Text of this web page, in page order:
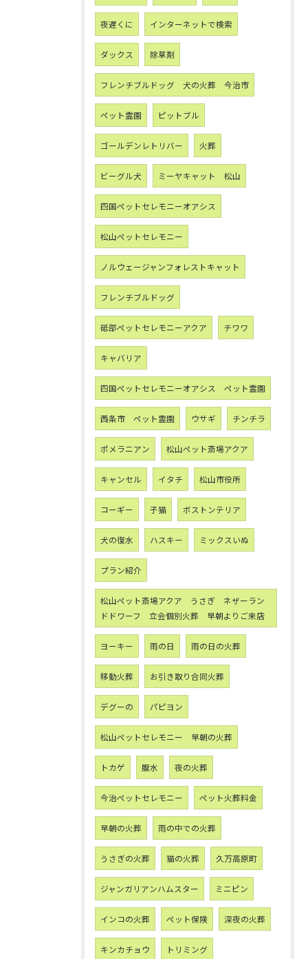
夜遅くに インターネットで検索
ダックス 除草剤
フレンチブルドッグ 犬の火葬 今治市
ペット霊園 ピットブル
ゴールデンレトリバー 火葬
ビーグル犬 ミーヤキャット 松山
四国ペットセレモニーオアシス
松山ペットセレモニー
ノルウェージャンフォレストキャット
フレンチブルドッグ
砥部ペットセレモニーアクア チワワ
キャバリア
四国ペットセレモニーオアシス ペット霊園
西条市 ペット霊園 ウサギ チンチラ
ポメラニアン 松山ペット斎場アクア
キャンセル イタチ 松山市役所
コーギー 子猫 ボストンテリア
犬の復水 ハスキー ミックスいぬ
プラン紹介
松山ペット斎場アクア うさぎ ネザーラン
ドドワーフ 立会個別火葬 早朝よりご来店
ヨーキー 雨の日 雨の日の火葬
移動火葬 お引き取り合同火葬
デグーの パピヨン
松山ペットセレモニー 早朝の火葬
トカゲ 腹水 夜の火葬
今治ペットセレモニー ペット火葬料金
早朝の火葬 雨の中での火葬
うさぎの火葬 猫の火葬 久万高原町
ジャンガリアンハムスター ミニピン
インコの火葬 ペット保険 深夜の火葬
キンカチョウ トリミング